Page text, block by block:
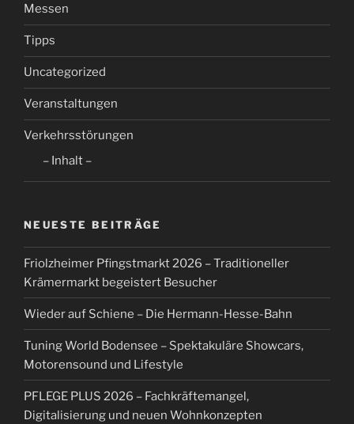
Messen
Tipps
Uncategorized
Veranstaltungen
Verkehrsstörungen
– Inhalt –
NEUESTE BEITRÄGE
Friolzheimer Pfingstmarkt 2026 – Traditioneller
Krämermarkt begeistert Besucher
Wieder auf Schiene – Die Hermann-Hesse-Bahn
Tuning World Bodensee – Spektakuläre Showcars,
Motorensound und Lifestyle
PFLEGE PLUS 2026 – Fachkräftemangel,
Digitalisierung und neuen Wohnkonzepten